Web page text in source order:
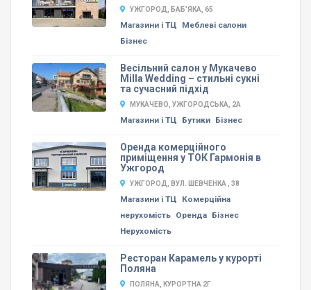
УЖГОРОД, БАБ'ЯКА, 65
Магазини і ТЦ
Меблеві салони
Бізнес
Весільний салон у Мукачево
Milla Wedding – стильні сукні
та сучасний підхід
МУКАЧЕВО, УЖГОРОДСЬКА, 2А
Магазини і ТЦ Бутики Бізнес
Оренда комерційного
приміщення у ТОК Гармонія в
Ужгород
УЖГОРОД, ВУЛ. ШЕВЧЕНКА , 38
Магазини і ТЦ
Комерційна
нерухомість Оренда Бізнес
Нерухомість
Ресторан Карамель у курорті
Поляна
ПОЛЯНА, КУРОРТНА 2Г